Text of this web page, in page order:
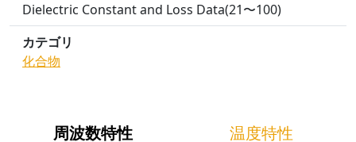
Dielectric Constant and Loss Data(21〜100)
カテゴリ
化合物
周波数特性 温度特性